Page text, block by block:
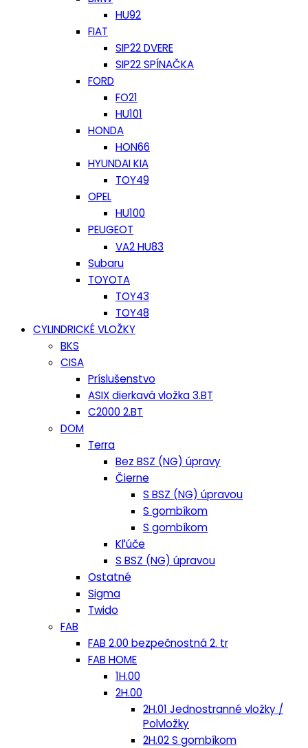
HU92
FIAT
SIP22 DVERE
SIP22 SPÍNAČKA
FORD
FO21
HU101
HONDA
HON66
HYUNDAI KIA
TOY49
OPEL
HU100
PEUGEOT
VA2 HU83
Subaru
TOYOTA
TOY43
TOY48
CYLINDRICKÉ VLOŽKY
BKS
CISA
Príslušenstvo
ASIX dierkavá vložka 3.BT
C2000 2.BT
DOM
Terra
Bez BSZ (NG) úpravy
Čierne
S BSZ (NG) úpravou
S gombíkom
S gombíkom
Kľúče
S BSZ (NG) úpravou
Ostatné
Sigma
Twido
FAB
FAB 2.00 bezpečnostná 2. tr
FAB HOME
1H.00
2H.00
2H.01 Jednostranné vložky /
Polvložky
2H.02 S gombíkom